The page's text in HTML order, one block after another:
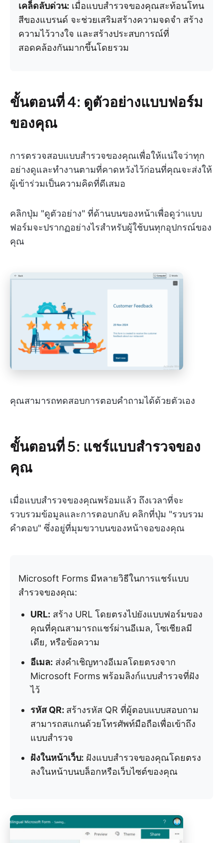
เคล็ดลับด่วน: เมื่อแบบสำรวจของคุณสะท้อนโทน
สีของแบรนด์ จะช่วยเสริมสร้างความจดจำ สร้าง
ความไว้วางใจ และสร้างประสบการณ์ที่
สอดคล้องกันมากขึ้นโดยรวม
ขั้นตอนที่ 4: ดูตัวอย่างแบบฟอร์ม
ของคุณ
การตรวจสอบแบบสำรวจของคุณเพื่อให้แน่ใจว่าทุก
อย่างดูและทำงานตามที่คาดหวังไว้ก่อนที่คุณจะส่งให้
ผู้เข้าร่วมเป็นความคิดที่ดีเสมอ
คลิกปุ่ม "ดูตัวอย่าง" ที่ด้านบนของหน้าเพื่อดูว่าแบบ
ฟอร์มจะปรากฏอย่างไรสำหรับผู้ใช้บนทุกอุปกรณ์ของ
คุณ
คุณสามารถทดสอบการตอบคำถามได้ด้วยตัวเอง
ขั้นตอนที่ 5: แชร์แบบสำรวจของ
คุณ
เมื่อแบบสำรวจของคุณพร้อมแล้ว ถึงเวลาที่จะ
รวบรวมข้อมูลและการตอบกลับ คลิกที่ปุ่ม "รวบรวม
คำตอบ" ซึ่งอยู่ที่มุมขวาบนของหน้าจอของคุณ
Microsoft Forms มีหลายวิธีในการแชร์แบบ
สำรวจของคุณ:
URL: สร้าง URL โดยตรงไปยังแบบฟอร์มของ
คุณที่คุณสามารถแชร์ผ่านอีเมล, โซเชียลมี
เดีย, หรือข้อความ
อีเมล: ส่งคำเชิญทางอีเมลโดยตรงจาก
Microsoft Forms พร้อมลิงก์แบบสำรวจที่ฝัง
ไว้
รหัส QR: สร้างรหัส QR ที่ผู้ตอบแบบสอบถาม
สามารถสแกนด้วยโทรศัพท์มือถือเพื่อเข้าถึง
แบบสำรวจ
ฝังในหน้าเว็บ: ฝังแบบสำรวจของคุณโดยตรง
ลงในหน้าบนบล็อกหรือเว็บไซต์ของคุณ